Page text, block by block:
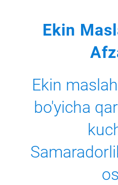
Ekin
Ekin
bo'yicha